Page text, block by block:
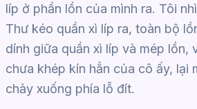
líp ở phần lồn của mình ra. Tôi
Thư kéo quần xì líp ra, toàn bộ
dính giữa quần xì líp và mép
chưa khép kín hẳn của cô ấy, lại
chảy xuống phía lỗ đít.